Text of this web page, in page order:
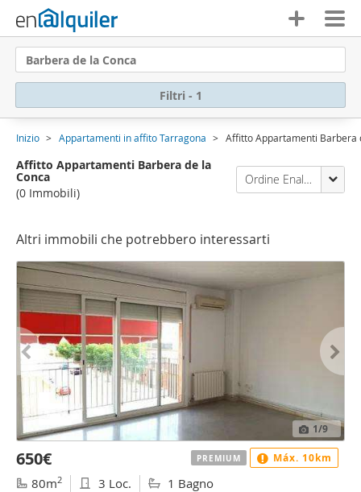
Barbera de la Conca
Filtri - 1
Inizio Appartamenti in affito Tarragona Affitto Appartamenti Barbera
Affitto Appartamenti Barbera de la
Conca
(0 Immobili)
Ordine Enalquiler
Altri immobili che potrebbero interessarti
1/9
650€
80m2 3 Loc. 1 Bagno
PREMIUM Máx. 10km